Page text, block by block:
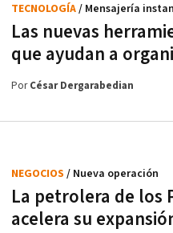
Las nuevas
que ayudan a
TECNOLOGÍA/ Mensajería
PorCésar Dergarabedian
La petrolera de los
acelera su
NEGOCIOS / Nueva operación